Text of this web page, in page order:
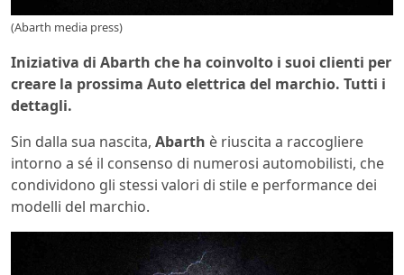
(Abarth media press)
Iniziativa di Abarth che ha coinvolto i suoi clienti per
creare la prossima Auto elettrica del marchio. Tutti i
dettagli.
Sin dalla sua nascita, Abarth è riuscita a raccogliere
intorno a sé il consenso di numerosi automobilisti, che
condividono gli stessi valori di stile e performance dei
modelli del marchio.